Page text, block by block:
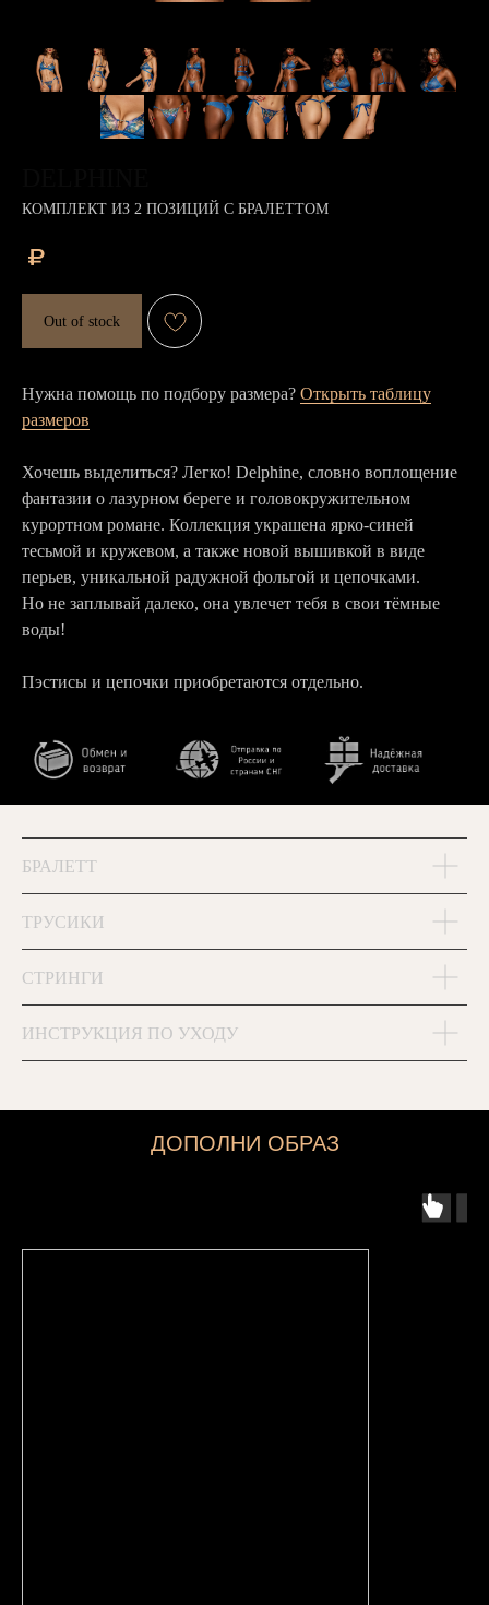
КОМПЛЕКТ ИЗ 2 ПОЗИЦИЙ С БРАЛЕТТОМ
₽
Out of stock
Нужна помощь по подбору размера? Открыть таблицу
размеров
Хочешь выделиться? Легко! Delphine, словно воплощение
фантазии о лазурном береге и головокружительном
курортном романе. Коллекция украшена ярко-синей
тесьмой и кружевом, а также новой вышивкой в виде
перьев, уникальной радужной фольгой и цепочками.
Но не заплывай далеко, она увлечет тебя в свои тёмные
воды!
Пэстисы и цепочки приобретаются отдельно.
БРАЛЕТТ
ТРУСИКИ
СТРИНГИ
ИНСТРУКЦИЯ ПО УХОДУ
ДОПОЛНИ ОБРАЗ